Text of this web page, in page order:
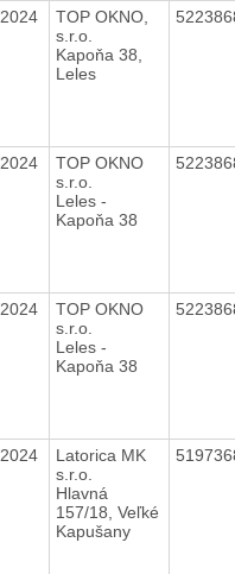
TOP OKNO,
s.r.o.
Kapoňa 38,
Leles
TOP OKNO
s.r.o.
Leles -
Kapoňa 38
TOP OKNO
s.r.o.
Leles -
Kapoňa 38
Latorica MK
s.r.o.
Hlavná
157/18, Veľké
Kapušany